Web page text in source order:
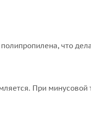
что
При минусовой